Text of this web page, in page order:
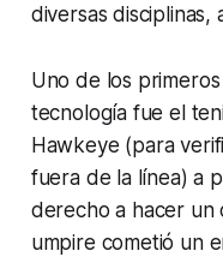
diversas disciplinas,
Uno de los
tecnología fue el
Hawkeye (para
fuera de la línea) a
derecho a hacer un
umpire cometió un